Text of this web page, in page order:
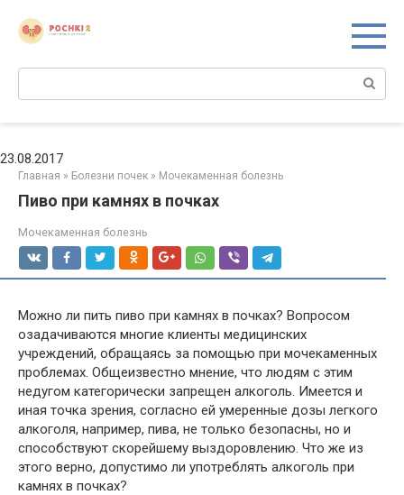
контенту
23.08.2017
Главная » Болезни почек » Мочекаменная болезнь
Пиво при камнях в почках
Мочекаменная болезнь
Можно ли пить пиво при камнях в почках? Вопросом
озадачиваются многие клиенты медицинских
учреждений, обращаясь за помощью при мочекаменных
проблемах. Общеизвестно мнение, что людям с этим
недугом категорически запрещен алкоголь. Имеется и
иная точка зрения, согласно ей умеренные дозы легкого
алкоголя, например, пива, не только безопасны, но и
способствуют скорейшему выздоровлению. Что же из
этого верно, допустимо ли употреблять алкоголь при
камнях в почках?